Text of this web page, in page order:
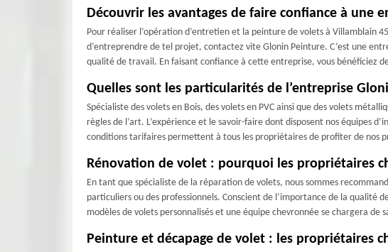
Découvrir les avantages de faire confiance à une
Pour réaliser l’opération d’entretien et la peinture de volets à Villamblain
d’entreprendre de tel projet, contactez vite Glonin Peinture. C’est une
qualité de travail. En faisant confiance à cette entreprise, vous bénéficiez
Quelles sont les particularités de l’entreprise
Spécialiste des volets en Bois, des volets en PVC ainsi que des volets
règles de l’art. L’expérience et le savoir-faire dont disposent nos équipes
conditions tarifaires permettent à tous les propriétaires de profiter de nos
Rénovation de volet : pourquoi les propriétaires
En tant que spécialiste de la réparation de volets, nous sommes
particuliers ou des professionnels. Conscient de l’importance de la
modèles de volets personnalisés et une équipe chevronnée se chargera de
Peinture et décapage de volet : les propriétaires